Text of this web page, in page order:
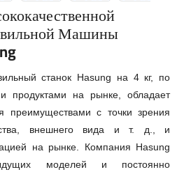
Машины
станок Hasung на 4 кг, по
продуктами на рынке, обладает
преимуществами с точки зрения
внешнего вида и т. д., и
на рынке. Компания Hasung
моделей и постоянно